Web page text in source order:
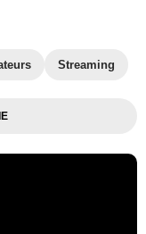
Streaming